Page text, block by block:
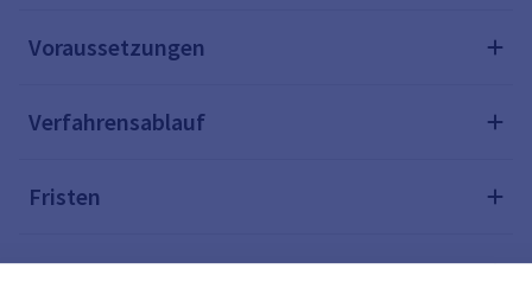
Voraussetzungen
Verfahrensablauf
Fristen
Kosten